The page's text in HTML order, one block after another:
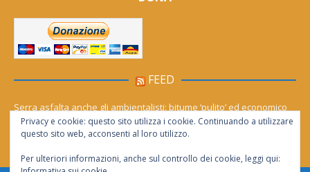
FEED
Serra asfalta anche gli ambientalisti: bitume ‘pulito’ ed economico
Le migliori agenzie Meta Ads in Italia nel 2026
Privacy e cookie: questo sito utilizza i cookie. Continuando a utilizzare
questo sito web, acconsenti al loro utilizzo.
Per ulteriori informazioni, anche sul controllo dei cookie, leggi qui: